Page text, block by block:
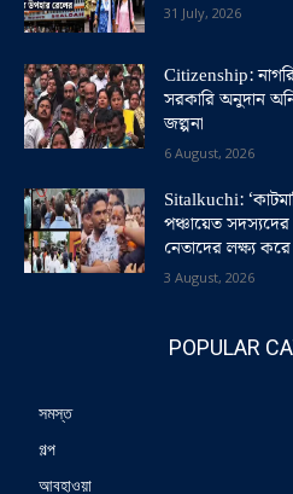
31 July, 2026
Citizenship:
সরকারি অনুদান
জল্পনা
6 August, 2026
Sitalkuchi:
পঞ্চায়েত সদস্যদের
নেতাদের লক্ষ্য
3 August, 2026
POPULAR
সমস্ত
গল্প
আবহাওয়া